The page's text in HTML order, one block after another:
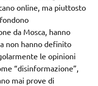
online, ma piuttosto
da Mosca, hanno
non hanno definito
le opinioni
“disinformazione”,
mai prove di